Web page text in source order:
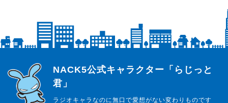
らじっと君
NACK5公式キャラクター「らじっと
君」
ラジオキャラなのに無口で愛想がない変わりものです